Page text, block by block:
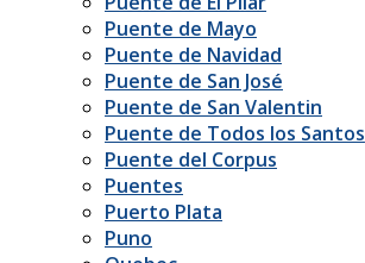
Puente de Mayo
Puente de Navidad
Puente de San José
Puente de San Valentin
Puente de Todos los Santos
Puente del Corpus
Puentes
Puerto Plata
Puno